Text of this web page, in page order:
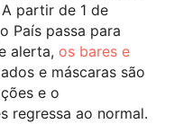
partir de 1 de
País passa para
alerta, os bares e
e máscaras são
e o
regressa ao normal.